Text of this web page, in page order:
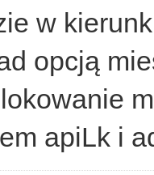
w
opcją
apiLk i